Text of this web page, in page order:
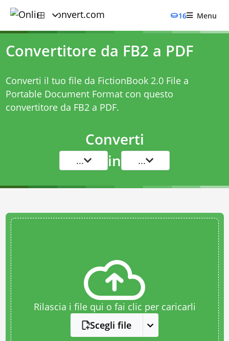
16 Menu
Convertitore da FB2 a PDF
Converti il tuo file da FictionBook 2.0 File a
Portable Document Format con questo
convertitore da FB2 a PDF.
Converti
... in ...
Rilascia i file qui o fai clic per caricarli
Scegli file